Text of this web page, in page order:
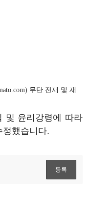
무단 전재 및 재
및 윤리강령에 따라
정했습니다.